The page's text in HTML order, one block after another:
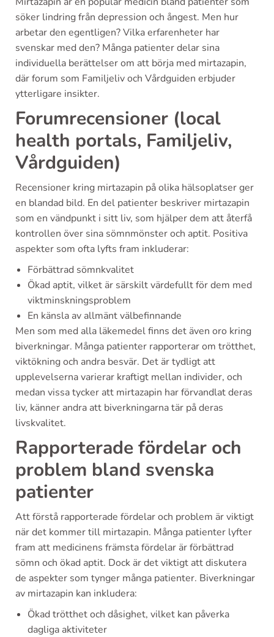
söker lindring från depression och ångest. Men hur
arbetar den egentligen? Vilka erfarenheter har
svenskar med den? Många patienter delar sina
individuella berättelser om att börja med mirtazapin,
där forum som Familjeliv och Vårdguiden erbjuder
ytterligare insikter.
Forumrecensioner (local
health portals, Familjeliv,
Vårdguiden)
Recensioner kring mirtazapin på olika hälsoplatser ger
en blandad bild. En del patienter beskriver mirtazapin
som en vändpunkt i sitt liv, som hjälper dem att återfå
kontrollen över sina sömnmönster och aptit. Positiva
aspekter som ofta lyfts fram inkluderar:
Förbättrad sömnkvalitet
Ökad aptit, vilket är särskilt värdefullt för dem med
viktminskningsproblem
En känsla av allmänt välbefinnande
Men som med alla läkemedel finns det även oro kring
biverkningar. Många patienter rapporterar om trötthet,
viktökning och andra besvär. Det är tydligt att
upplevelserna varierar kraftigt mellan individer, och
medan vissa tycker att mirtazapin har förvandlat deras
liv, känner andra att biverkningarna tär på deras
livskvalitet.
Rapporterade fördelar och
problem bland svenska
patienter
Att förstå rapporterade fördelar och problem är viktigt
när det kommer till mirtazapin. Många patienter lyfter
fram att medicinens främsta fördelar är förbättrad
sömn och ökad aptit. Dock är det viktigt att diskutera
de aspekter som tynger många patienter. Biverkningar
av mirtazapin kan inkludera:
Ökad trötthet och dåsighet, vilket kan påverka
dagliga aktiviteter